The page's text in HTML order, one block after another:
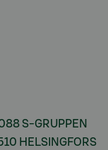
S-GRUPPEN
HELSINGFORS